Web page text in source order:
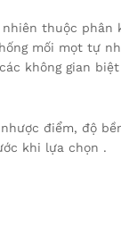
thuộc
mối mọt tự
không gian
điểm, độ
khi lựa chọn .